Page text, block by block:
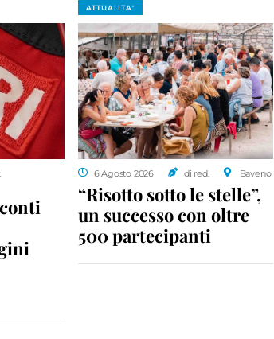
ATTUALITA'
6 Agosto 2026 di red. Baveno
“Risotto sotto le stelle”,
un successo con oltre
500 partecipanti